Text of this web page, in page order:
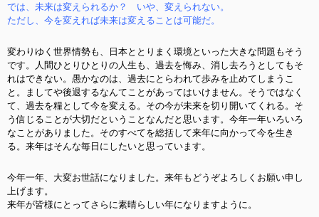
では、未来は変えられるか？ いや、変えられない。
ただし、今を変えれば未来は変えることは可能だ。
変わりゆく世界情勢も、日本ととりまく環境といった大きな問題もそう
です。人間ひとりひとりの人生も、過去を悔み、消し去ろうとしてもそ
れはできない。愚かなのは、過去にとらわれて歩みを止めてしまうこ
と。ましてや後退するなんてことがあってはいけません。そうではなく
て、過去を糧として今を変える。その今が未来を切り開いてくれる。そ
う信じることが大切だということなんだと思います。今年一年いろいろ
なことがありました。そのすべてを総括して来年に向かって今を生き
る。来年はそんな毎日にしたいと思っています。
今年一年、大変お世話になりました。来年もどうぞよろしくお願い申し
上げます。
来年が皆様にとってさらに素晴らしい年になりますように。